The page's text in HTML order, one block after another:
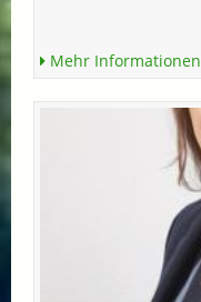
Mehr Informationen